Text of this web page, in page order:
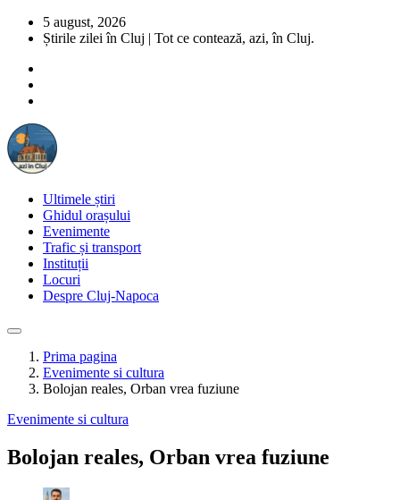
5 august, 2026
Știrile zilei în Cluj | Tot ce contează, azi, în Cluj.
Ultimele știri
Ghidul orașului
Evenimente
Trafic și transport
Instituții
Locuri
Despre Cluj-Napoca
Prima pagina
Evenimente si cultura
Bolojan reales, Orban vrea fuziune
Evenimente si cultura
Bolojan reales, Orban vrea fuziune